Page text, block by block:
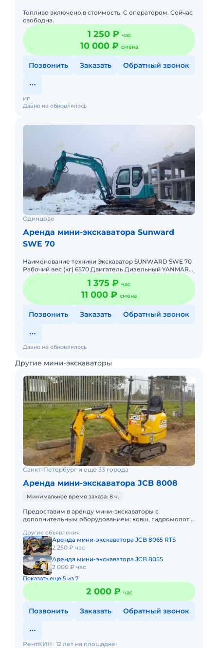
Топливо включено в стоимость. С оператором. Сейчас
свободна.
1 250 ₽ час
10 000 ₽ смена
Позвонить Заказать Обратный звонок
Давно не обновлялось
ип
Одинцово
Аренда мини-экскаватора Sunward
SWE 70
Наименование техники Экскаватор SUNWARD SWE 70
Рабочий вес (кг) 6570 Двигатель Дизельный YANMAR
4TNV98-SSU Мощность двигателя (кВт) 43.4
Максимальная глуби 1 375 ₽ час
11 000 ₽ смена
Позвонить Заказать Обратный звонок
Давно не обновлялось
Другие мини-экскаваторы
Санкт-Петербург и ещё 33 города
Аренда мини-экскаватора JCB 8008
Минимальное время заказа: 8 ч.
Предоставим в аренду мини-экскаваторы с
дополнительным оборудованием: ковш, гидромолот и
доставка эвакуатором о
Другие объявления
Аренда мини-экскаватора JCB 8065 RTS
2 250 ₽ час
Аренда мини-экскаватора JCB 8055
2 000 ₽ час
Показать еще 5 из 7
2 000 ₽ час
Позвонить Заказать Обратный звонок
РентКИН 12 лет на площадке